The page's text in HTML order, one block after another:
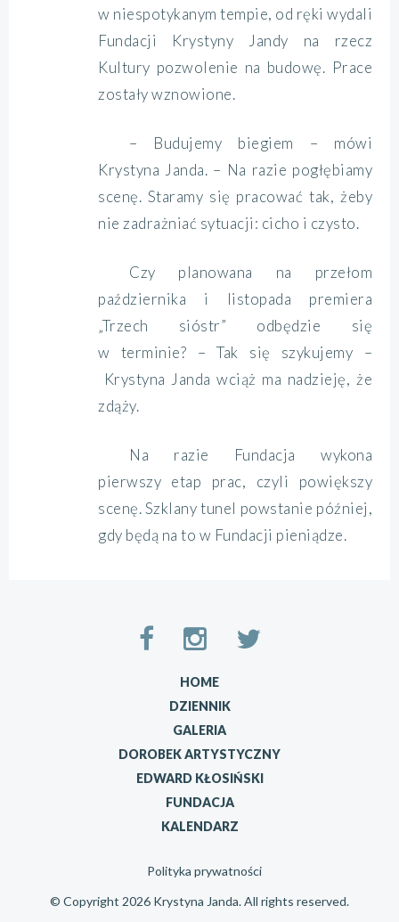
w niespotykanym tempie, od ręki wydali
Fundacji Krystyny Jandy na rzecz
Kultury pozwolenie na budowę. Prace
zostały wznowione.
– Budujemy biegiem – mówi
Krystyna Janda. – Na razie pogłębiamy
scenę. Staramy się pracować tak, żeby
nie zadrażniać sytuacji: cicho i czysto.
Czy planowana na przełom
października i listopada premiera
„Trzech sióstr” odbędzie się
w terminie? – Tak się szykujemy –
Krystyna Janda wciąż ma nadzieję, że
zdąży.
Na razie Fundacja wykona
pierwszy etap prac, czyli powiększy
scenę. Szklany tunel powstanie później,
gdy będą na to w Fundacji pieniądze.
HOME
DZIENNIK
GALERIA
DOROBEK ARTYSTYCZNY
EDWARD KŁOSIŃSKI
FUNDACJA
KALENDARZ
Polityka prywatności
© Copyright 2026 Krystyna Janda. All rights reserved.